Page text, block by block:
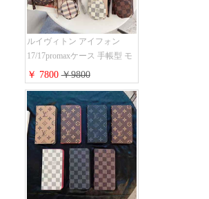
ルイヴィトン アイフォン
17/17promaxケース 手帳型 モ
ノグラム 定番柄 airpods 4/3/2
proケース 2点セット激安 グ
ッチiphone16pro/16/15ケース
手帳型 財布カード入り 多機
能 ハイ ブランド Galaxy
S25/S24/S23手帳カバー おす
すめ
￥ 7800￥9800